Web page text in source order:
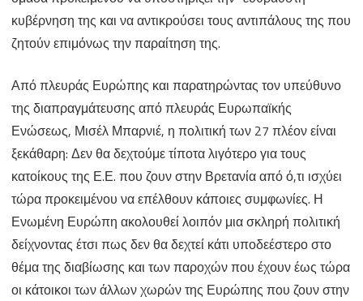
κυβέρνηση της και να αντικρούσει τους αντιπάλους της που
ζητούν επιμόνως την παραίτηση της.
Από πλευράς Ευρώπης και παρατηρώντας τον υπεύθυνο
της διαπραγμάτευσης από πλευράς Ευρωπαϊκής
Ενώσεως, Μισέλ Μπαρνιέ, η πολιτική των 27 πλέον είναι
ξεκάθαρη: Δεν θα δεχτούμε τίποτα λιγότερο για τους
κατοίκους της Ε.Ε. που ζουν στην Βρετανία από ό,τι ισχύει
τώρα προκειμένου να επέλθουν κάποιες συμφωνίες. Η
Ενωμένη Ευρώπη ακολουθεί λοιπόν μια σκληρή πολιτική
δείχνοντας έτσι πως δεν θα δεχτεί κάτι υποδεέστερο στο
θέμα της διαβίωσης και των παροχών που έχουν έως τώρα
οι κάτοικοι των άλλων χωρών της Ευρώπης που ζουν στην